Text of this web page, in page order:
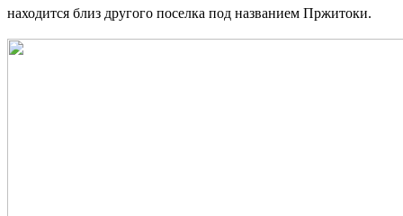
находится близ другого поселка под названием Пржитоки.